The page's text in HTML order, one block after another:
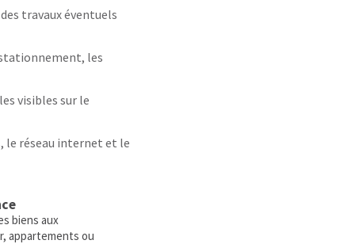
travaux éventuels
les
visibles sur le
le réseau internet et le
biens aux
appartements ou